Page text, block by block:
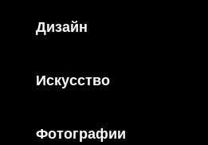
Дизайн
Искусство
Фотографии